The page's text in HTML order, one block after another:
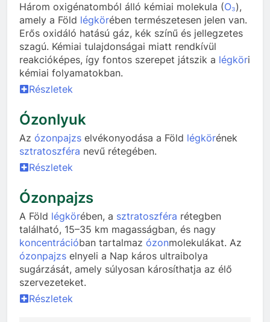
Három oxigénatomból álló kémiai molekula (O₃),
amely a Föld légkörében természetesen jelen van.
Erős oxidáló hatású gáz, kék színű és jellegzetes
szagú. Kémiai tulajdonságai miatt rendkívül
reakcióképes, így fontos szerepet játszik a légköri
kémiai folyamatokban.
Részletek
Ózonlyuk
Az ózonpajzs elvékonyodása a Föld légkörének
sztratoszféra nevű rétegében.
Részletek
Ózonpajzs
A Föld légkörében, a sztratoszféra rétegben
található, 15–35 km magasságban, és nagy
koncentrációban tartalmaz ózonmolekulákat. Az
ózonpajzs elnyeli a Nap káros ultraibolya
sugárzását, amely súlyosan károsíthatja az élő
szervezeteket.
Részletek